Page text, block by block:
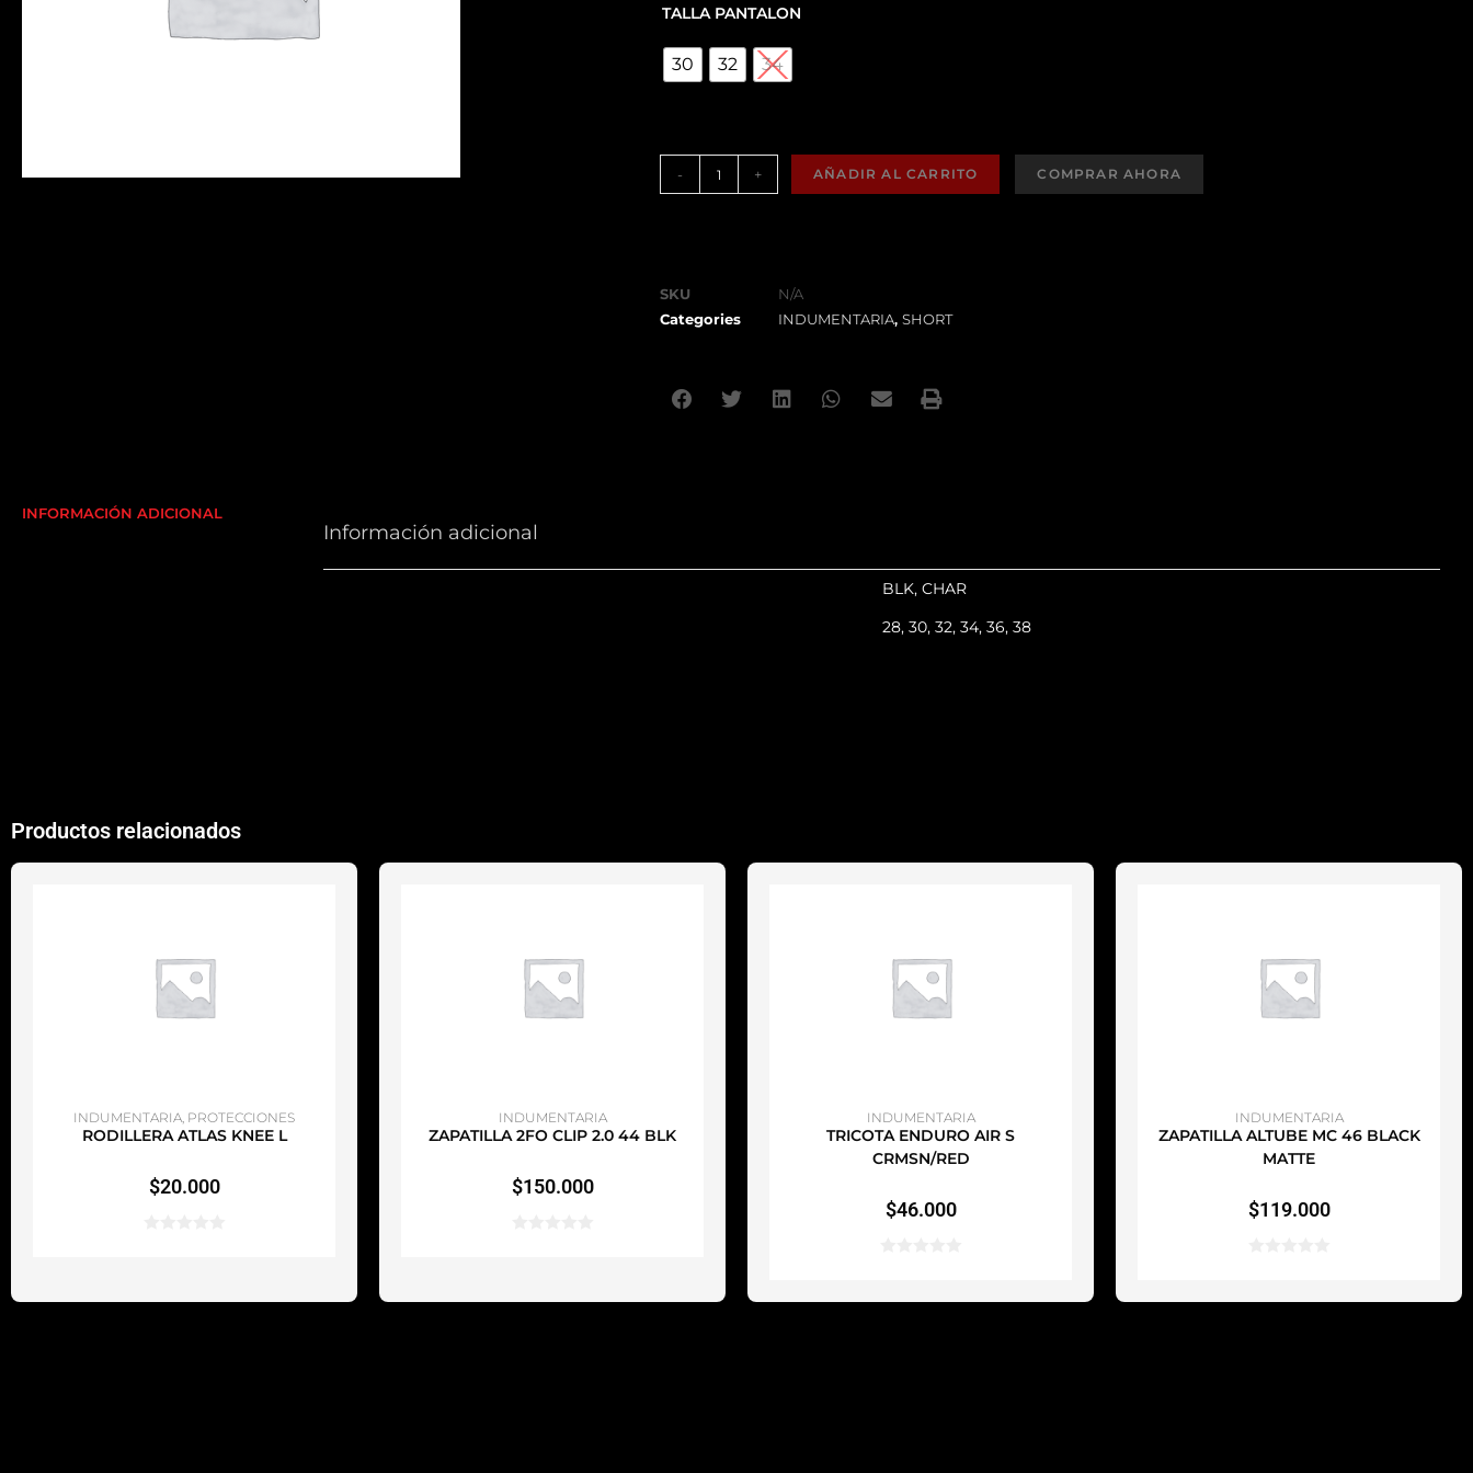
TALLA PANTALON
30 32 34
- + AÑADIR AL CARRITO
SKU
N/A
Categories
INDUMENTARIA,SHORT
INFORMACIÓN ADICIONAL
Información adicional
BLK, CHAR
28, 30, 32, 34, 36, 38
Productos relacionados
AÑADIR AL CARRITO
INDUMENTARIA, PROTECCIONES
RODILLERA ATLAS KNEE L
$20.000
AÑADIR AL CARRITO
INDUMENTARIA
ZAPATILLA 2FO CLIP 2.0 44 BLK
$150.000
AÑADIR AL CARRITO
INDUMENTARIA
TRICOTA ENDURO AIR S
CRMSN/RED
$46.000
AÑADIR AL CARRITO
INDUMENTARIA
ZAPATILLA ALTUBE MC 46 BLACK
MATTE
$119.000